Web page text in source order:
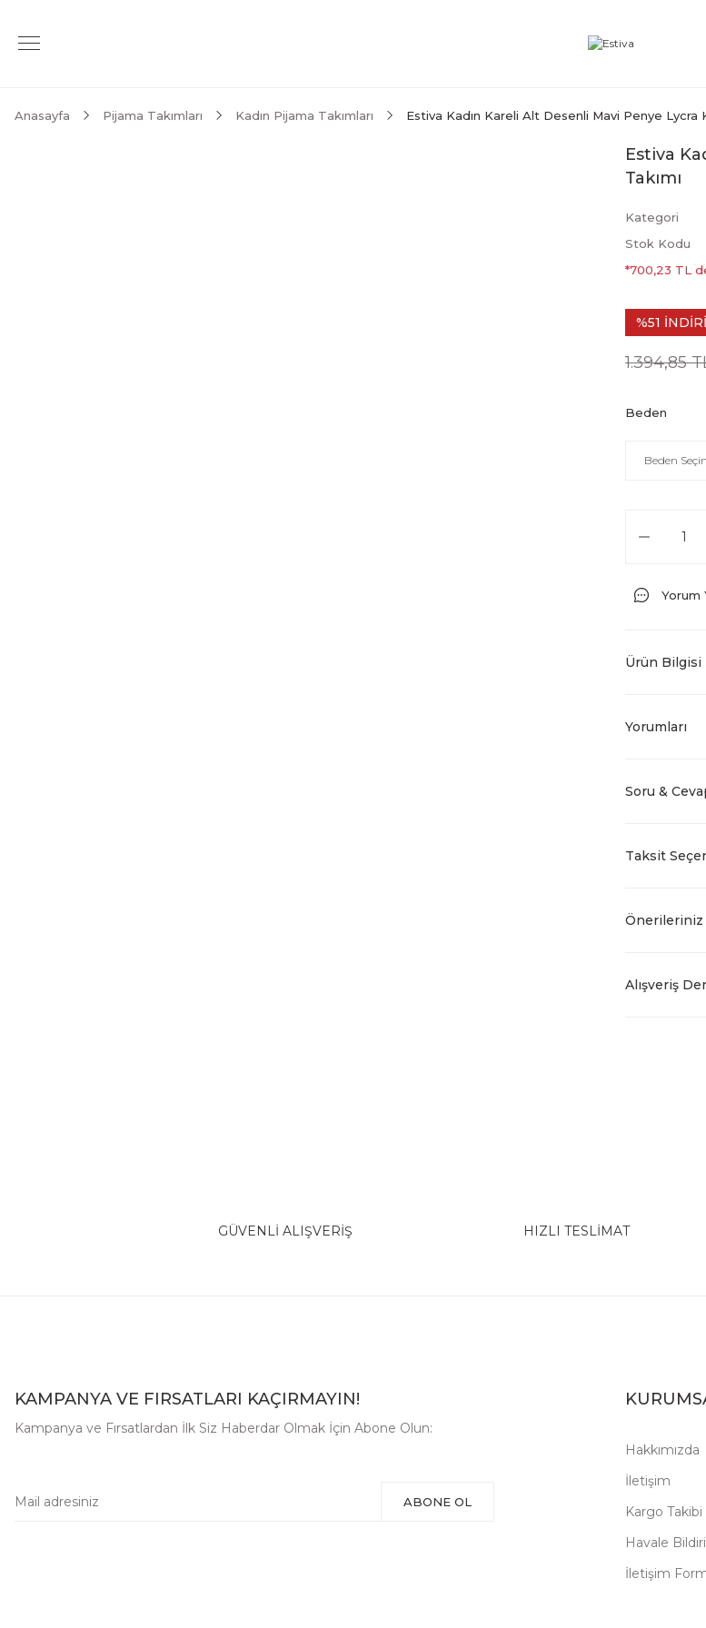
Anasayfa Pijama Takımları Kadın Pijama Takımları Estiva Kadın Kareli Alt Desenli Mavi Penye Lycra
Estiva
Takımı
Kategori
Stok Kodu
*700,23 TL
%51
1.394,85
Beden
Yorum
Ürün Bilgisi
Yorumları
Soru &
Taksit
Önerileriniz
Alışveriş
GÜVENLİ ALIŞVERİŞ HIZLI TESLİMAT
KAMPANYA VE FIRSATLARI KAÇIRMAYIN!
Kampanya ve Fırsatlardan İlk Siz Haberdar Olmak İçin Abone Olun:
ABONE OL
Hakkımızda
İletişim
Kargo Takibi
Havale
İletişim